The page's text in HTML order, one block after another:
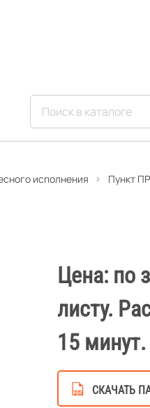
исполнения Пункт
Цена: по
листу.
15 минут.
СКАЧАТЬ